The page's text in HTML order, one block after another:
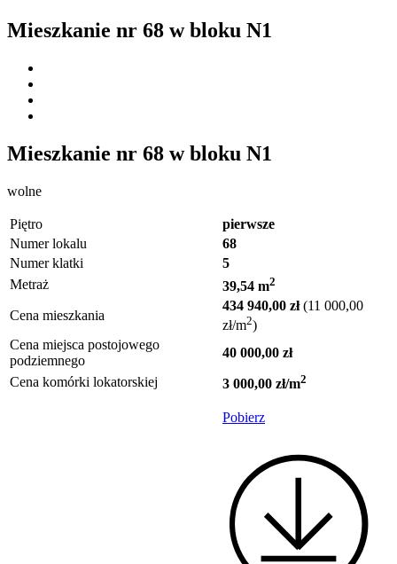
Mieszkanie nr 68 w bloku N1
Mieszkanie nr 68 w bloku N1
wolne
Piętro
pierwsze
Numer lokalu
68
Numer klatki
5
Metraż
39,54 m2
Cena mieszkania
434 940,00 zł (11 000,00
zł/m2)
Cena miejsca postojowego
podziemnego
40 000,00 zł
Cena komórki lokatorskiej
3 000,00 zł/m2
Pobierz